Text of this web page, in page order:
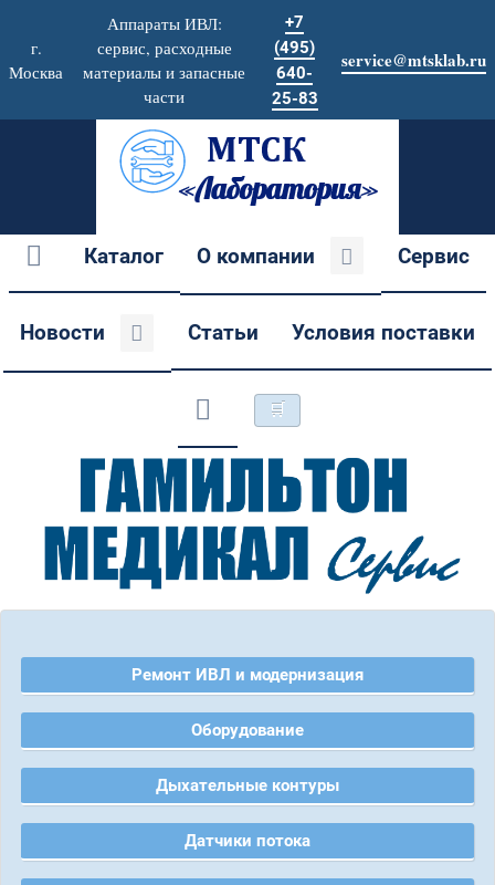
г.
Москва
Аппараты ИВЛ:
сервис, расходные
материалы и запасные
части
+7
(495)
640-
25-83
service@mtsklab.ru
Каталог О компании Сервис
Новости Статьи Условия поставки
🛒
Ремонт ИВЛ и модернизация
Оборудование
Дыхательные контуры
Датчики потока